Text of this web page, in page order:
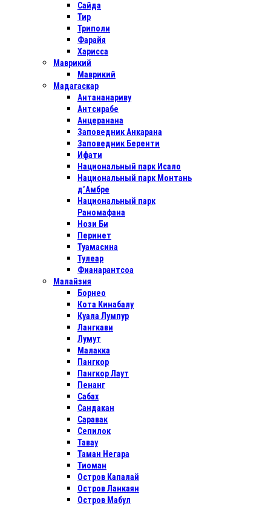
Сайда
Тир
Триполи
Фарайя
Харисса
Маврикий
Маврикий
Мадагаскар
Антананариву
Антсирабе
Анцеранана
Заповедник Анкарана
Заповедник Беренти
Ифати
Национальный парк Исало
Национальный парк Монтань
д’Амбре
Национальный парк
Раномафана
Нози Би
Перинет
Туамасина
Тулеар
Фианарантсоа
Малайзия
Борнео
Кота Кинабалу
Куала Лумпур
Лангкави
Лумут
Малакка
Пангкор
Пангкор Лаут
Пенанг
Сабах
Сандакан
Саравак
Сепилок
Тавау
Таман Негара
Тиоман
Остров Капалай
Остров Ланкаян
Остров Мабул